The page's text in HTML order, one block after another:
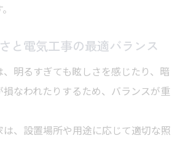
と電気工事の最適バランス
明るすぎても眩しさを感じたり、暗
損なわれたりするため、バランスが重
、設置場所や用途に応じて適切な照